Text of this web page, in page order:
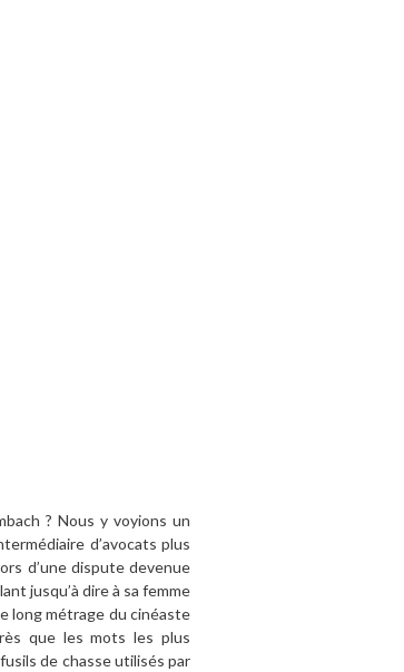
? Nous y voyions un
d’avocats plus
d’une dispute devenue
jusqu’à dire à sa femme
long métrage du cinéaste
que les mots les plus
de chasse utilisés par